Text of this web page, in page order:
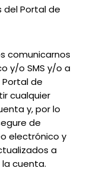
Portal de
comunicarnos
y/o SMS y/o a
de
cualquier
y, por lo
de
electrónico y
a
cuenta.